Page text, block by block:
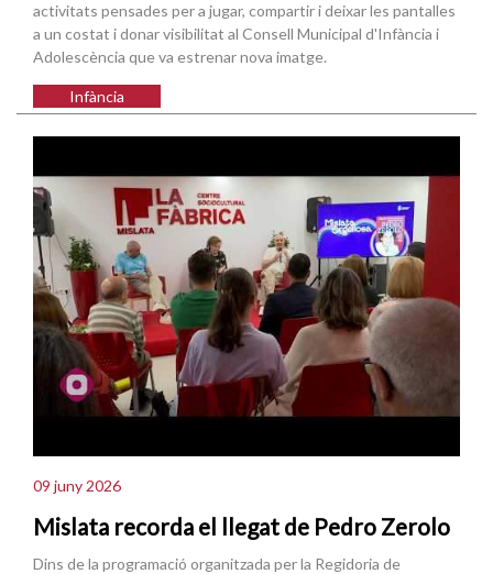
activitats pensades per a jugar, compartir i deixar les pantalles
a un costat i donar visibilitat al Consell Municipal d'Infància i
Adolescència que va estrenar nova imatge.
Infància
09 juny 2026
Mislata recorda el llegat de Pedro Zerolo
Dins de la programació organitzada per la Regidoria de